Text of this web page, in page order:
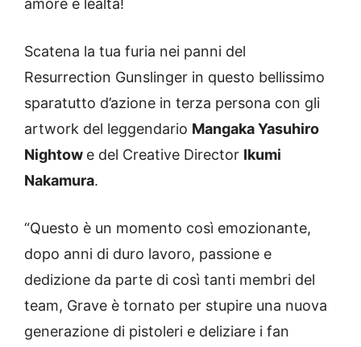
Scatena la tua furia nei panni del
Resurrection Gunslinger in questo bellissimo
sparatutto d’azione in terza persona con gli
artwork del leggendario Mangaka Yasuhiro
Nightow e del Creative Director Ikumi
Nakamura.
“Questo è un momento così emozionante,
dopo anni di duro lavoro, passione e
dedizione da parte di così tanti membri del
team, Grave è tornato per stupire una nuova
generazione di pistoleri e deliziare i fan